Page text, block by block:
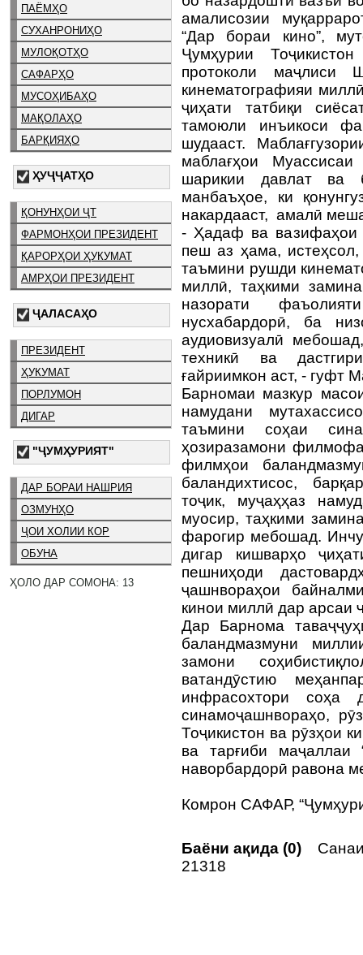
ПАЁМҲО
СУХАНРОНИҲО
МУЛОҚОТҲО
САФАРҲО
МУСОҲИБАҲО
МАҚОЛАҲО
БАРҚИЯҲО
ҲУҶҶАТҲО
ҚОНУНҲОИ ҶТ
ФАРМОНҲОИ ПРЕЗИДЕНТ
ҚАРОРҲОИ ҲУКУМАТ
АМРҲОИ ПРЕЗИДЕНТ
ҶАЛАСАҲО
ПРЕЗИДЕНТ
ҲУКУМАТ
ПОРЛУМОН
ДИГАР
"ҶУМҲУРИЯТ"
ДАР БОРАИ НАШРИЯ
ОЗМУНҲО
ҶОИ ХОЛИИ КОР
ОБУНА
ҲОЛО ДАР СОМОНА: 13
амалисозии
“Дар бораи кино”,
Ҷумҳурии
протоколи
кинематографияи
ҷиҳати татбиқи
тамоюли инъикоси
шудааст.
маблағҳои
шарикии давлат ва
манбаъҳое, ки
накардааст, амалӣ
- Ҳадаф ва вазифаҳои
пеш аз ҳама,
таъмини рушди
миллӣ, таҳкими
назорати
нусхабардорӣ, ба
аудиовизуалӣ
техникӣ ва
ғайриимкон аст, - гуфт
Барномаи мазкур
намудани
таъмини соҳаи
ҳозиразамони
филмҳои
баландихтисос,
тоҷик, муҷаҳҳаз
муосир, таҳкими
фарогир мебошад.
дигар кишварҳо
пешниҳоди
ҷашнвораҳои
кинои миллӣ дар арсаи
Дар Барнома
баландмазмуни
замони
ватандӯстию
инфрасохтори соҳа
синамоҷашнвораҳо,
Тоҷикистон ва рӯзҳои
ва тарғиби маҷаллаи
наворбардорӣ равона
Комрон САФАР,
Баёни ақида (0)
21318